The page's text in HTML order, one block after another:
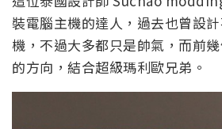
裝電腦主機的達人，過去也曾設
機，不過大多都只是帥氣，而前
的方向，結合超級瑪利歐兄弟。